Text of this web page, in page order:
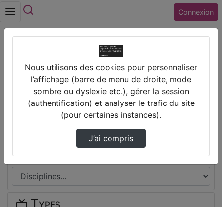
Connexion
Vidéos
Prendre des notes
Il n'y a pas de note disponible pour vous pour cette vidéo.
Connectez-vous pour en créer une nouvelle.
Disciplines
Types
Nous utilisons des cookies pour personnaliser
l’affichage (barre de menu de droite, mode
sombre ou dyslexie etc.), gérer la session
(authentification) et analyser le trafic du site
(pour certaines instances).
J’ai compris